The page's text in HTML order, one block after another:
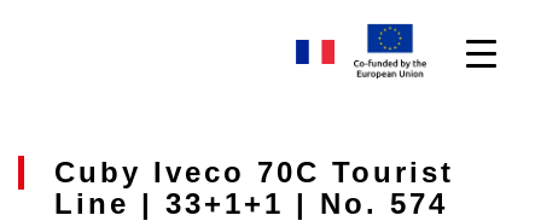
Cuby Iveco 70C Tourist
Line | 33+1+1 | No. 574